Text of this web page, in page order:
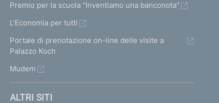
Premio per la scuola "Inventiamo una banconota"
L'Economia per tutti
Portale di prenotazione on-line delle visite a
Palazzo Koch
Mudem
ALTRI SITI